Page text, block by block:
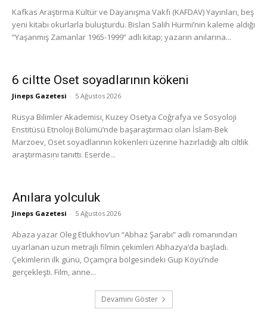
Kafkas Araştırma Kültür ve Dayanışma Vakfı (KAFDAV) Yayınları, beş
yeni kitabı okurlarla buluşturdu. Bislan Salih Hurmi’nin kaleme aldığı
“Yaşanmış Zamanlar 1965-1999” adlı kitap; yazarın anılarına...
6 ciltte Oset soyadlarının kökeni
Jineps Gazetesi - 5 Ağustos 2026
Rusya Bilimler Akademisi, Kuzey Osetya Coğrafya ve Sosyoloji
Enstitüsü Etnoloji Bölümü’nde başaraştırmacı olan İslam-Bek
Marzoev, Oset soyadlarının kökenleri üzerine hazırladığı altı ciltlik
araştırmasını tanıttı. Eserde...
Anılara yolculuk
Jineps Gazetesi - 5 Ağustos 2026
Abaza yazar Oleg Etlukhov’un “Abhaz Şarabı” adlı romanından
uyarlanan uzun metrajlı filmin çekimleri Abhazya’da başladı.
Çekimlerin ilk günü, Oçamçıra bölgesindeki Gup Köyü’nde
gerçekleşti. Film, anne...
Devamını Göster